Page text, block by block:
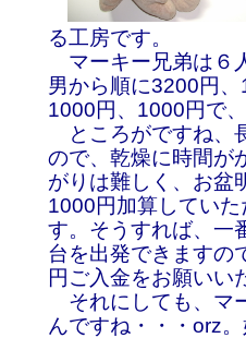
る工房です。
マーキー兄弟は６
男から順に3200円
1000円、1000円で
ところがですね、
ので、乾燥に時間が
がりは難しく、お盆
1000円加算してい
す。そうすれば、一
台を出発できますの
円ご入金をお願いい
それにしても、マ
んですね・・・orz